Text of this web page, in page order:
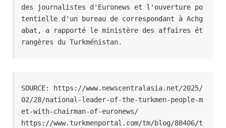
des journalistes d'Euronews et l'ouverture po
tentielle d'un bureau de correspondant à Achg
abat, a rapporté le ministère des affaires ét
rangères du Turkménistan.
SOURCE: https://www.newscentralasia.net/2025/
02/28/national-leader-of-the-turkmen-people-m
et-with-chairman-of-euronews/
https://www.turkmenportal.com/tm/blog/88406/t